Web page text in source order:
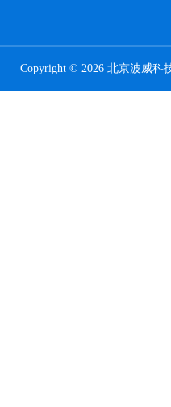
Copyright © 2026 北京波威科